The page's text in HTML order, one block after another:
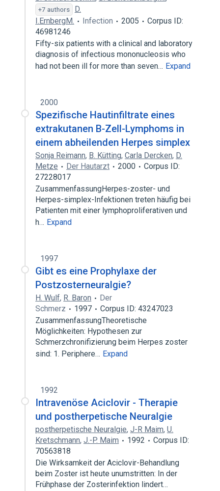
+7 authors
D.
I.ErnbergM.
Infection 2005
Corpus ID:
46981246
Fifty-six patients with a clinical and laboratory
diagnosis of infectious mononucleosis who
had not been ill for more than seven… Expand
2000
Spezifische Hautinfiltrate eines
extrakutanen B-Zell-Lymphoms in
einem abheilenden Herpes simplex
Sonja Reimann, B. Kütting, Carla Dercken, D.
Metze
Der Hautarzt 2000
Corpus ID:
27228017
ZusammenfassungHerpes-zoster- und
Herpes-simplex-Infektionen treten häufig bei
Patienten mit einer lymphoproliferativen und
h… Expand
1997
Gibt es eine Prophylaxe der
Postzosterneuralgie?
H. Wulf, R. Baron
Der
Schmerz
1997
Corpus ID: 43247023
ZusammenfassungTheoretische
Möglichkeiten: Hypothesen zur
Schmerzchronifizierung beim Herpes zoster
sind: 1. Periphere… Expand
1992
Intravenöse Aciclovir - Therapie
und postherpetische Neuralgie
postherpetische Neuralgie, J-R Maim, U.
Kretschmann, J.-P. Maim 1992
Corpus ID:
70563818
Die Wirksamkeit der Aciclovir-Behandlung
beim Zoster ist heute unumstritten: In der
Frühphase der Zosterinfektion lindert…